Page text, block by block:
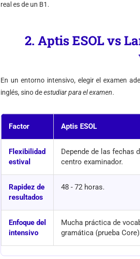
real es de un B1.
2. Aptis ESOL vs
En un entorno intensivo, elegir el examen
inglés, sino deestudiar para el examen.
Factor Aptis ESOL
Flexibilidad
estival
Depende de las fechas
centro examinador.
Rapidez de
resultados
48 - 72 horas.
Enfoque del
intensivo
Mucha práctica de
gramática (prueba